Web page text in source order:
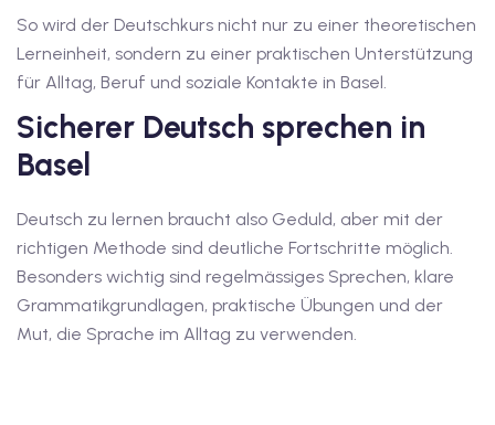
So wird der Deutschkurs nicht nur zu einer theoretischen
Lerneinheit, sondern zu einer praktischen Unterstützung
für Alltag, Beruf und soziale Kontakte in Basel.
Sicherer Deutsch sprechen in
Basel
Deutsch zu lernen braucht also Geduld, aber mit der
richtigen Methode sind deutliche Fortschritte möglich.
Besonders wichtig sind regelmässiges Sprechen, klare
Grammatikgrundlagen, praktische Übungen und der
Mut, die Sprache im Alltag zu verwenden.